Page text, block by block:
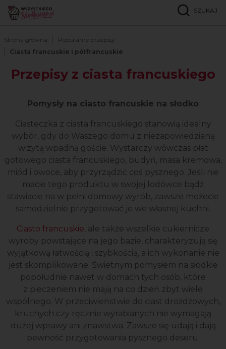
SZUKAJ
Strona główna
Popularne przepisy
Ciasta francuskie i półfrancuskie
Przepisy z ciasta francuskiego
Pomysły na ciasto francuskie na słodko
Ciasteczka z ciasta francuskiego stanowią idealny
wybór, gdy do Waszego domu z niezapowiedzianą
wizytą wpadną goście. Wystarczy wówczas płat
gotowego ciasta francuskiego, budyń, masa kremowa,
miód i owoce, aby przyrządzić coś pysznego. Jeśli nie
macie tego produktu w swojej lodówce bądź
stawiacie na w pełni domowy wyrób, zawsze możecie
samodzielnie przygotować je we własnej kuchni.
Ciasto francuskie, ale także wszelkie cukiernicze
wyroby powstające na jego bazie, charakteryzują się
wyjątkową łatwością i szybkością, a ich wykonanie nie
jest skomplikowane. Świetnym pomysłem na słodkie
popołudnie nawet w domach tych osób, które
z pieczeniem nie mają na co dzień zbyt wiele
wspólnego. W przeciwieństwie do ciast drożdżowych,
kruchych czy ręcznie wyrabianych nie wymagają
dużej wprawy ani znawstwa. Zawsze się udają i dają
pewność przygotowania pysznego deseru.